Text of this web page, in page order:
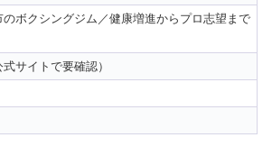
のボクシングジム／健康増進からプロ志望まで
サイトで要確認）